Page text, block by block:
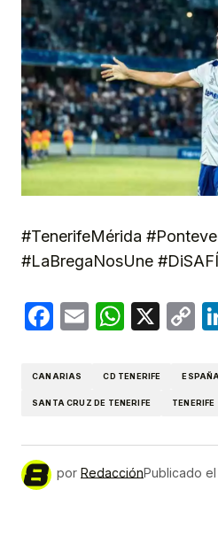
#TenerifeMérida
#LaBregaNosUne
Facebook
Email X
CANARIAS CD TENERIFE
SANTA CRUZ DE TENERIFE TENERIFE
por RedacciónPublicado el